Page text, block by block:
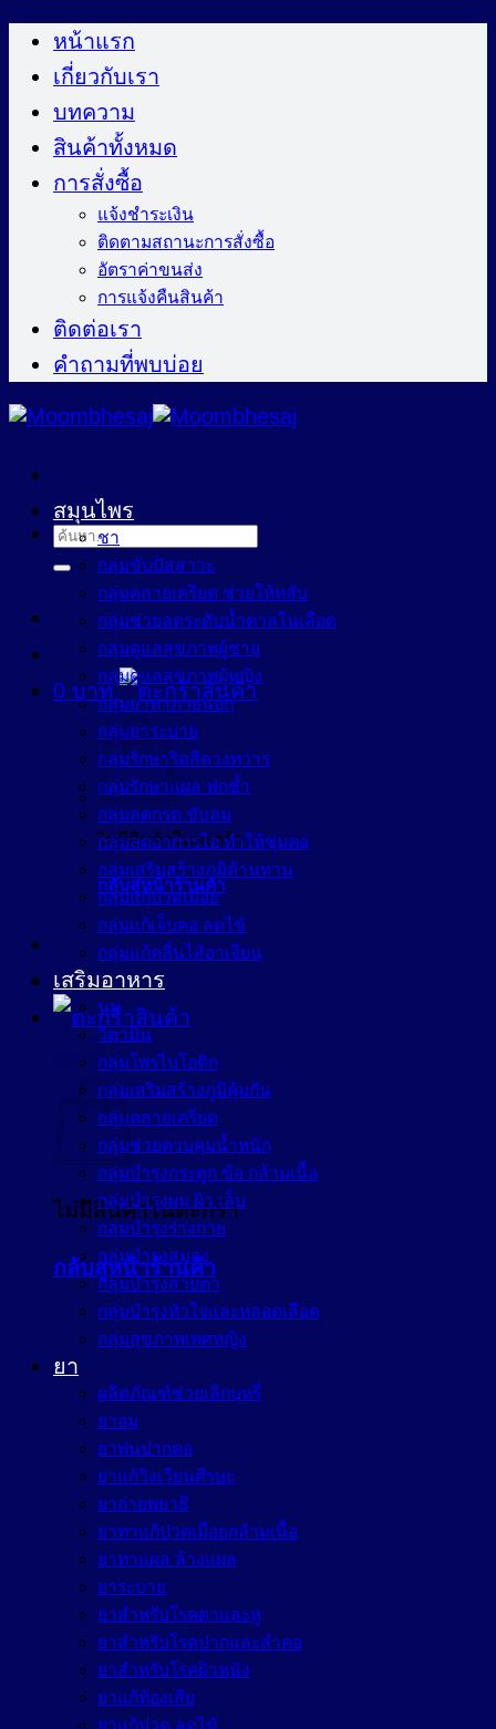
ไป
หน้าแรก
เกี่ยวกับเรา
บทความ
สินค้าทั้งหมด
การสั่งซื้อ
แจ้งชำระเงิน
ติดตามสถานะการสั่งซื้อ
อัตราค่าขนส่ง
การแจ้งคืนสินค้า
ติดต่อเรา
คำถามที่พบบ่อย
ค้นหา:
0 บาท
ไม่มีสินค้าในตะกร้า
กลับสู่หน้าร้านค้า
ตะกร้าสินค้า
ไม่มีสินค้าในตะกร้า
กลับสู่หน้าร้านค้า
สมุนไพร
ชา
กลุ่มขับปัสสาวะ
กลุ่มคลายเครียด ช่วยให้หลับ
กลุ่มช่วยลดระดับน้ำตาลในเลือด
กลุ่มดูแลสุขภาพผู้ชาย
กลุ่มดูแลสุขภาพผู้หญิง
กลุ่มยาทาภายนอก
กลุ่มยาระบาย
กลุ่มรักษาริดสีดวงทวาร
กลุ่มรักษาแผล ฟกช้ำ
กลุ่มลดกรด ขับลม
กลุ่มลดอาการไอ ทำให้ชุ่มคอ
กลุ่มเสริมสร้างภูมิต้านทาน
กลุ่มแก้ปวดเมื่อย
กลุ่มแก้เจ็บคอ ลดไข้
กลุ่มแก้คลื่นไส้อาเจียน
เสริมอาหาร
นม
วิตามิน
กลุ่มโพรไบโอติก
กลุ่มเสริมสร้างภูมิคุ้มกัน
กลุ่มคลายเครียด
กลุ่มช่วยควบคุมน้ำหนัก
กลุ่มบำรุงกระดูก ข้อ กล้ามเนื้อ
กลุ่มบำรุงผม ผิว เล็บ
กลุ่มบำรุงร่างกาย
กลุ่มบำรุงสมอง
กลุ่มบำรุงสายตา
กลุ่มบำรุงหัวใจและหลอดเลือด
กลุ่มสุขภาพเพศหญิง
ยา
ผลิตภัณฑ์ช่วยเลิกบุหรี่
ยาอม
ยาพ่นปากคอ
ยาแก้วิงเวียนศีรษะ
ยาถ่ายพยาธิ
ยาทาแก้ปวดเมื่อยกล้ามเนื้อ
ยาทาแผล ล้างแผล
ยาระบาย
ยาสำหรับโรคตาและหู
ยาสำหรับโรคปากและลำคอ
ยาสำหรับโรคผิวหนัง
ยาแก้ท้องเสีย
ยาแก้ปวด ลดไข้